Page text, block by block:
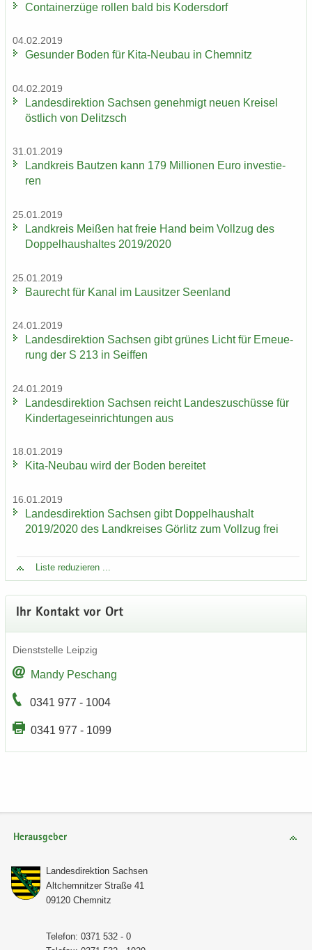
Con­tai­ner­zü­ge rol­len bald bis Ko­ders­dorf
04.02.2019
Ge­sun­der Boden für Kita-​Neubau in Chem­nitz
04.02.2019
Lan­des­di­rek­ti­on Sach­sen ge­neh­migt neuen Krei­sel
öst­lich von De­litzsch
31.01.2019
Land­kreis Baut­zen kann 179 Mil­lio­nen Euro in­ves­tie­
ren
25.01.2019
Land­kreis Mei­ßen hat freie Hand beim Voll­zug des
Dop­pel­haus­hal­tes 2019/2020
25.01.2019
Bau­recht für Kanal im Lau­sit­zer Se­en­land
24.01.2019
Lan­des­di­rek­ti­on Sach­sen gibt grü­nes Licht für Er­neue­
rung der S 213 in Seif­fen
24.01.2019
Lan­des­di­rek­ti­on Sach­sen reicht Lan­des­zu­schüs­se für
Kin­der­ta­ges­ein­rich­tun­gen aus
18.01.2019
Kita-​Neubau wird der Boden be­rei­tet
16.01.2019
Lan­des­di­rek­ti­on Sach­sen gibt Dop­pel­haus­halt
2019/2020 des Land­krei­ses Gör­litz zum Voll­zug frei
Liste re­du­zie­ren ...
Ihr Kon­takt vor Ort
Dienst­stel­le Leip­zig
Mandy Peschang
0341 977 - 1004
0341 977 - 1099
Herausgeber
Lan­des­di­rek­ti­on Sach­sen
Alt­chem­nit­zer Stra­ße 41
09120 Chem­nitz
Te­le­fon: 0371 532 - 0